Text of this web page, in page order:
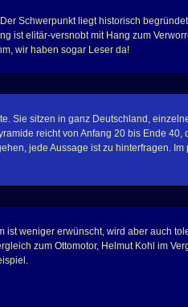
Schwerpunkt liegt historisch
ist elitär-versnobt mit Hang zum
wir haben sogar Leser da!
Sie sitzen in ganz Deutschland,
reicht von Anfang 20 bis Ende 40,
jede Aussage ist zu hinterfragen.
weniger erwünscht, wird aber auch
zum Ottomotor, Helmut Kohl im